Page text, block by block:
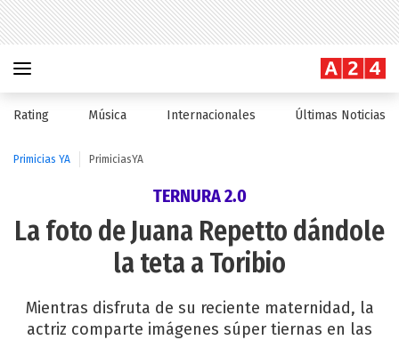
Rating Música Internacionales Últimas Noticias
Primicias YA PrimiciasYA
TERNURA 2.0
La foto de Juana Repetto dándole
la teta a Toribio
Mientras disfruta de su reciente maternidad, la
actriz comparte imágenes súper tiernas en las